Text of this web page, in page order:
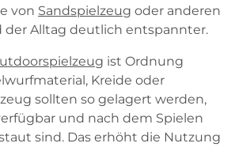
von Sandspielzeug oder anderen
der Alltag deutlich entspannter.
ist Ordnung
Kreide oder
sollten so gelagert werden,
und nach dem Spielen
sind. Das erhöht die Nutzung